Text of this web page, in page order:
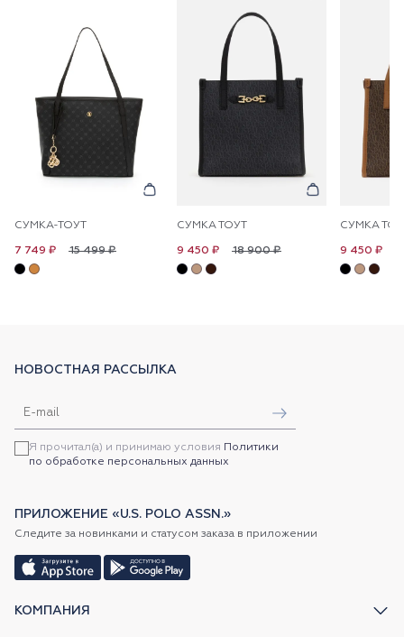
СУМКА-ТОУТ
15 499 ₽
7 749 ₽
СУМКА ТОУТ
18 900 ₽
9 450 ₽
СУМКА
9 450 ₽
КОМПАНИЯ
НОВОСТНАЯ РАССЫЛКА
Я прочитал(а) и принимаю условия Политики
по обработке персональных данных
ПРИЛОЖЕНИЕ «U.S. POLO ASSN.»
Следите за новинками и статусом заказа в приложении